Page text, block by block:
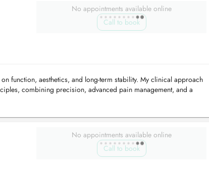
No appointments available online
Call to book
function, aesthetics, and long-term stability. My clinical approach
combining precision, advanced pain management, and a
No appointments available online
Call to book